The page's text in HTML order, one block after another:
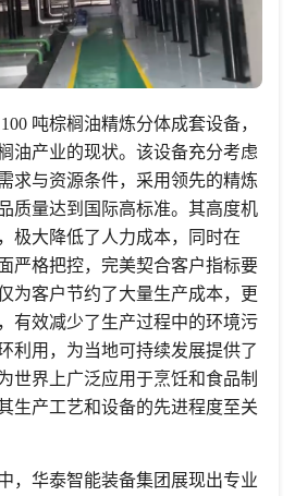
吨棕榈油精炼分体成套设备，
油产业的现状。该设备充分考虑
求与资源条件，采用领先的精炼
质量达到国际高标准。其高度机
极大降低了人力成本，同时在
严格把控，完美契合客户指标要
为客户节约了大量生产成本，更
有效减少了生产过程中的环境污
利用，为当地可持续发展提供了
世界上广泛应用于烹饪和食品制
生产工艺和设备的先进程度至关
，华泰智能装备集团展现出专业